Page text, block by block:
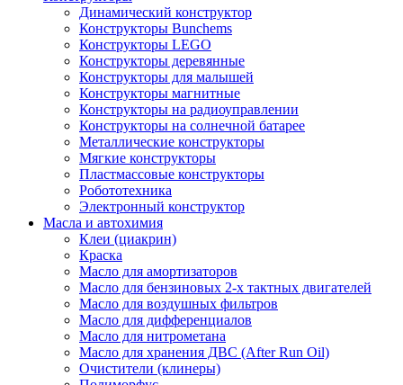
Динамический конструктор
Конструкторы Bunchems
Конструкторы LEGO
Конструкторы деревянные
Конструкторы для малышей
Конструкторы магнитные
Конструкторы на радиоуправлении
Конструкторы на солнечной батарее
Металлические конструкторы
Мягкие конструкторы
Пластмассовые конструкторы
Робототехника
Электронный конструктор
Масла и автохимия
Клеи (циакрин)
Краска
Масло для амортизаторов
Масло для бензиновых 2-х тактных двигателей
Масло для воздушных фильтров
Масло для дифференциалов
Масло для нитрометана
Масло для хранения ДВС (After Run Oil)
Очистители (клинеры)